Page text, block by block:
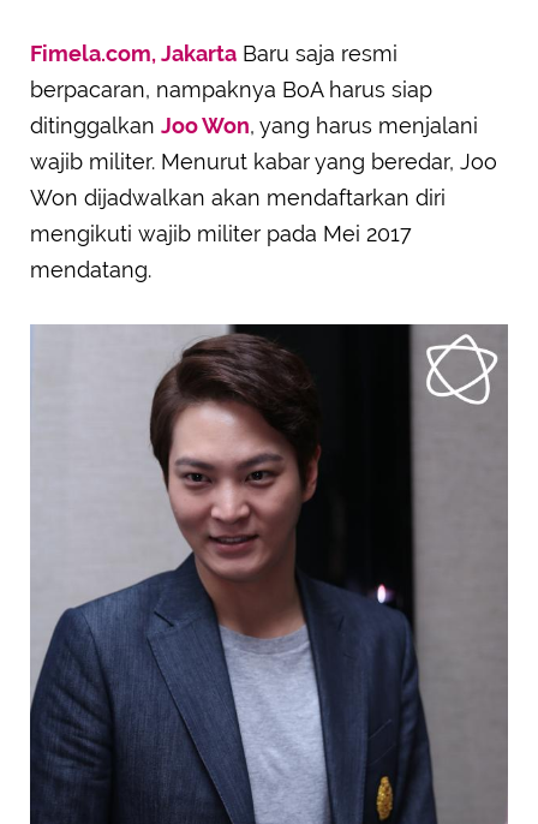
Fimela.com, Jakarta Baru saja resmi
berpacaran, nampaknya BoA harus siap
ditinggalkan Joo Won, yang harus menjalani
wajib militer. Menurut kabar yang beredar, Joo
Won dijadwalkan akan mendaftarkan diri
mengikuti wajib militer pada Mei 2017
mendatang.